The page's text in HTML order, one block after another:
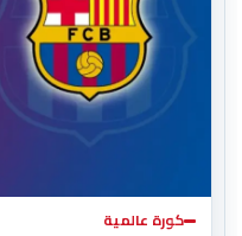
كورة عالمية